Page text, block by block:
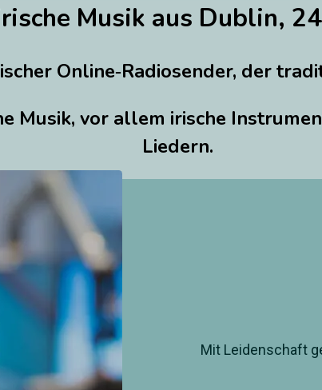
Musik aus Dublin,
Online‑Radiosender, der
Musik, vor allem irische
Liedern.
Mit Leidenschaft